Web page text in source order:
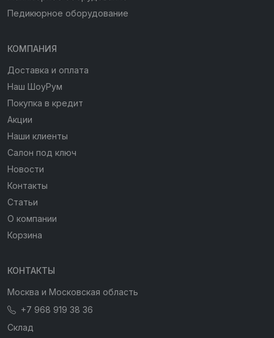
Педикюрное оборудование
КОМПАНИЯ
Доставка и оплата
Наш ШоуРум
Покупка в кредит
Акции
Наши клиенты
Салон под ключ
Новости
Контакты
Статьи
О компании
Корзина
КОНТАКТЫ
Москва и Московская область
+7 968 919 38 36
Склад